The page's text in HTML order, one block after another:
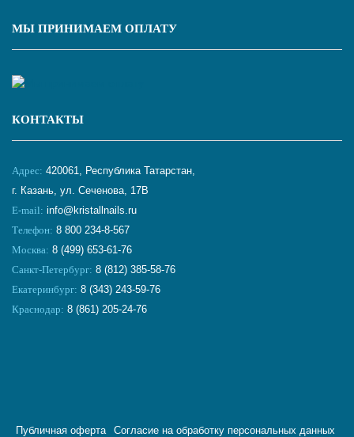
МЫ ПРИНИМАЕМ ОПЛАТУ
КОНТАКТЫ
Адрес: 420061, Республика Татарстан,
г. Казань, ул. Сеченова, 17В
E-mail: info@kristallnails.ru
Телефон: 8 800 234-8-567
Москва: 8 (499) 653-61-76
Санкт-Петербург: 8 (812) 385-58-76
Екатеринбург: 8 (343) 243-59-76
Краснодар: 8 (861) 205-24-76
Публичная оферта Согласие на обработку персональных данных